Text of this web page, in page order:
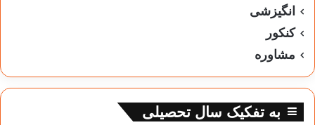
انگیزشی
کنکور
مشاوره
به تفکیک سال تحصیلی